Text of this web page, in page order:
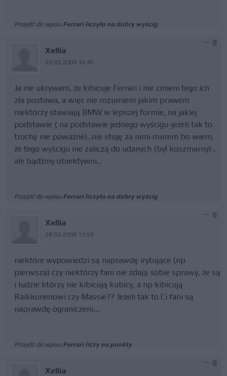
Przejdź do wpisu Ferrari liczyło na dobry wyścig
Xellia
29.03.2009 16:45
0
Ja nie ukrywam, że kibicuje Ferrari i nie zmieni tego ich
zła postawa, a więc nie rozumiem jakim prawem
niektórzy stawiają BMW w lepszej formie, na jakiej
podstawie ( na podstawie jednego wyścigu-jeżeli tak to
trochę nie poważne)...nie stoję za nimi murem bo wiem,
że tego wyścigu nie zaliczą do udanych (był koszmarny) ,
ale bądźmy obiektywni...
Przejdź do wpisu Ferrari liczyło na dobry wyścig
Xellia
28.03.2009 13:59
0
niektóre wypowiedzi są naprawdę irytujące (np
pierwsza) czy niektórzy fani nie zdają sobie sprawy, że są
i ludzie którzy nie kibicują kubicy, a np kibicują
Raikkonenowi czy Massie?? Jeżeli tak to Ci fani są
naprawdę ograniczeni.....
Przejdź do wpisu Ferrari liczy na punkty
Xellia
0